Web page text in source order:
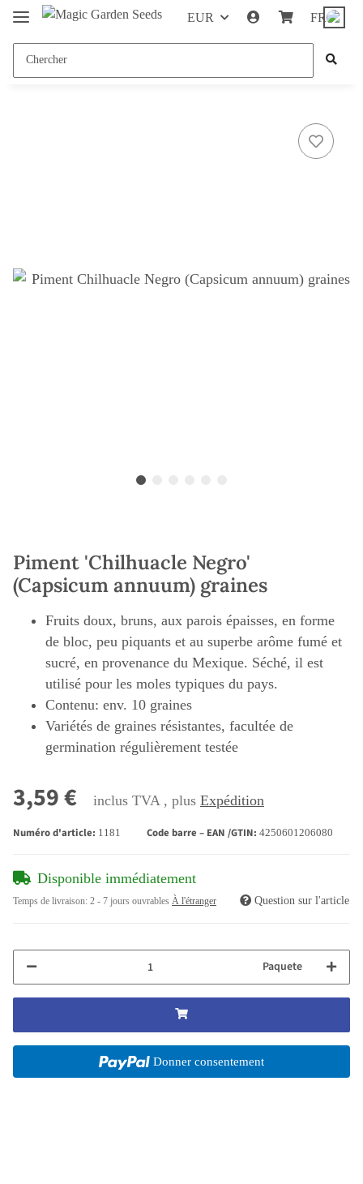
EUR FR
Piment 'Chilhuacle Negro'
(Capsicum annuum) graines
Fruits doux, bruns, aux parois épaisses, en forme
de bloc, peu piquants et au superbe arôme fumé et
sucré, en provenance du Mexique. Séché, il est
utilisé pour les moles typiques du pays.
Contenu: env. 10 graines
Variétés de graines résistantes, facultée de
germination régulièrement testée
3,59 € inclus TVA , plus Expédition
Numéro d'article: 1181 Code barre – EAN /GTIN: 4250601206080
Disponible immédiatement
Temps de livraison: 2 - 7 jours ouvrables À l'étranger Question sur l'article
Paquete
Donner consentement